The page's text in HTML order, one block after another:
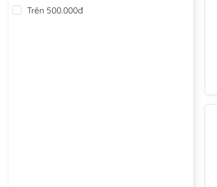
Trên 500.000đ